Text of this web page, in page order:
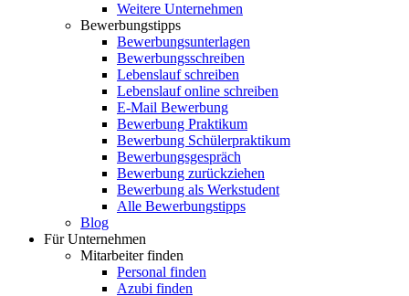
Weitere Unternehmen
Bewerbungstipps
Bewerbungsunterlagen
Bewerbungsschreiben
Lebenslauf schreiben
Lebenslauf online schreiben
E-Mail Bewerbung
Bewerbung Praktikum
Bewerbung Schülerpraktikum
Bewerbungsgespräch
Bewerbung zurückziehen
Bewerbung als Werkstudent
Alle Bewerbungstipps
Blog
Für Unternehmen
Mitarbeiter finden
Personal finden
Azubi finden